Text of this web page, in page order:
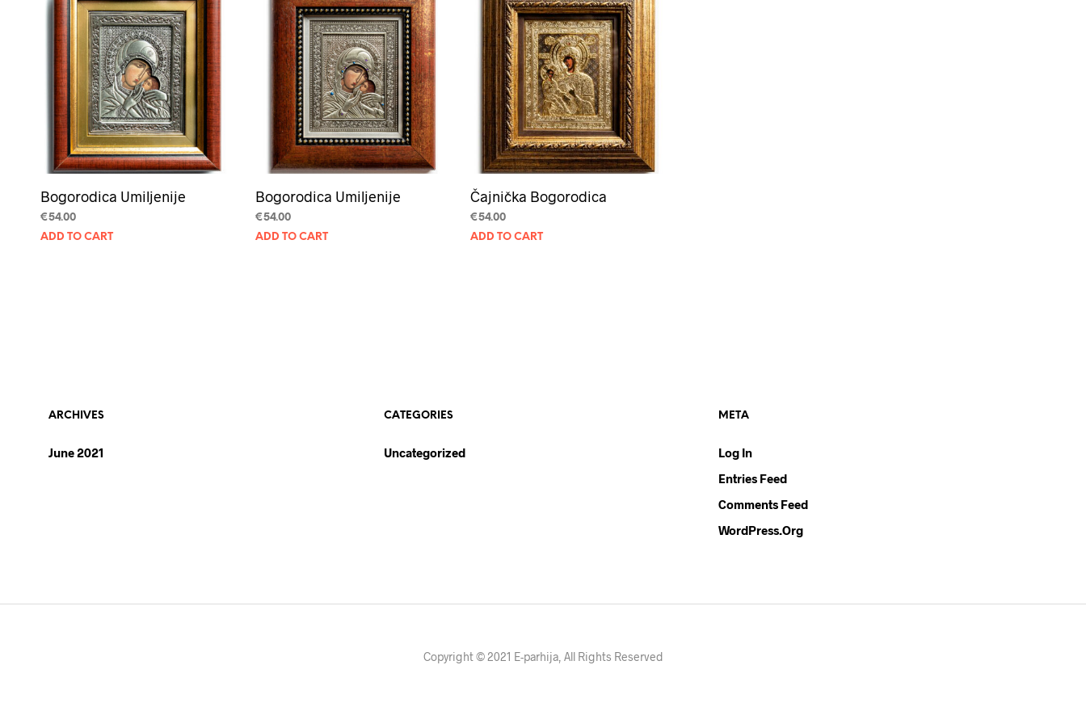
Bogorodica Umiljenije
€54.00
ADD TO CART
Bogorodica Umiljenije
€54.00
ADD TO CART
Čajnička Bogorodica
€54.00
ADD TO CART
ARCHIVES
June 2021
CATEGORIES
Uncategorized
META
Log In
Entries Feed
Comments Feed
WordPress.org
Copyright © 2021 E-parhija, All Rights Reserved